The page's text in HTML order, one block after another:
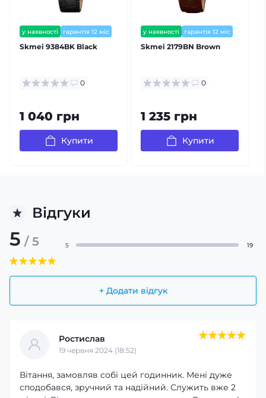
у наявності гарантія 12 міс
Skmei 9384BK Black
0
1 040 грн
Купити
у наявності гарантія 12 міс
Skmei 2179BN Brown
0
1 235 грн
Купити
Відгуки
5 / 5
+ Додати відгук
5 19
Ростислав
19 червня 2024 (18:52)
Вітання, замовляв собі цей годинник. Мені дуже
сподобався, зручний та надійний. Служить вже 2